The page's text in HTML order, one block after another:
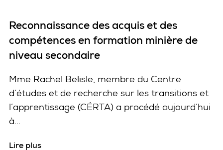
Reconnaissance des acquis et des
compétences en formation minière de
niveau secondaire
Mme Rachel Belisle, membre du Centre
d’études et de recherche sur les transitions et
l’apprentissage (CÉRTA) a procédé aujourd’hui
à...
Lire plus